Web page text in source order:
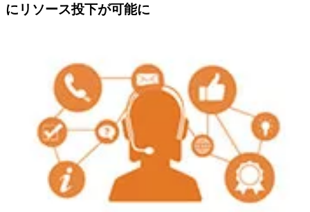
にリソース投下が可能に